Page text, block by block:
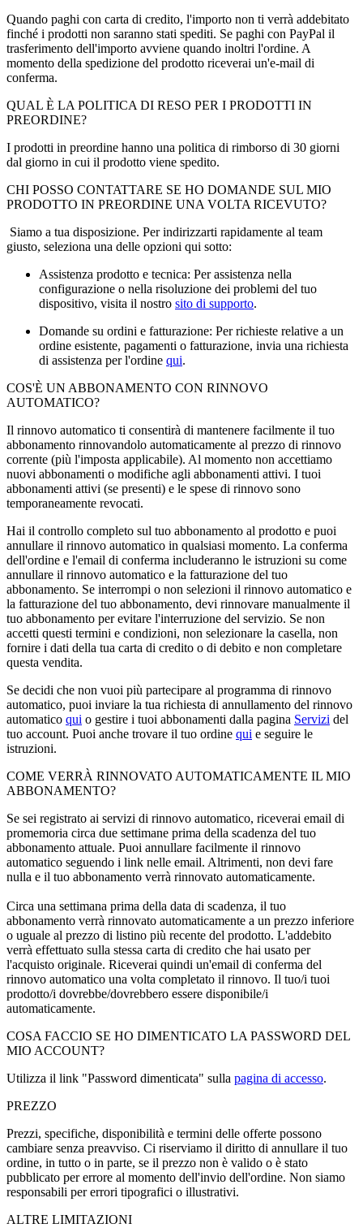
Quando paghi con carta di credito, l'importo non ti verrà addebitato
finché i prodotti non saranno stati spediti. Se paghi con PayPal il
trasferimento dell'importo avviene quando inoltri l'ordine. A
momento della spedizione del prodotto riceverai un'e-mail di
conferma.
QUAL È LA POLITICA DI RESO PER I PRODOTTI IN
PREORDINE?
I prodotti in preordine hanno una politica di rimborso di 30 giorni
dal giorno in cui il prodotto viene spedito.
CHI POSSO CONTATTARE SE HO DOMANDE SUL MIO
PRODOTTO IN PREORDINE UNA VOLTA RICEVUTO?
Siamo a tua disposizione. Per indirizzarti rapidamente al team
giusto, seleziona una delle opzioni qui sotto:
Assistenza prodotto e tecnica: Per assistenza nella
configurazione o nella risoluzione dei problemi del tuo
dispositivo, visita il nostro sito di supporto.
Domande su ordini e fatturazione: Per richieste relative a un
ordine esistente, pagamenti o fatturazione, invia una richiesta
di assistenza per l'ordine qui.
COS'È UN ABBONAMENTO CON RINNOVO
AUTOMATICO?
Il rinnovo automatico ti consentirà di mantenere facilmente il tuo
abbonamento rinnovandolo automaticamente al prezzo di rinnovo
corrente (più l'imposta applicabile). Al momento non accettiamo
nuovi abbonamenti o modifiche agli abbonamenti attivi. I tuoi
abbonamenti attivi (se presenti) e le spese di rinnovo sono
temporaneamente revocati.
Hai il controllo completo sul tuo abbonamento al prodotto e puoi
annullare il rinnovo automatico in qualsiasi momento. La conferma
dell'ordine e l'email di conferma includeranno le istruzioni su come
annullare il rinnovo automatico e la fatturazione del tuo
abbonamento. Se interrompi o non selezioni il rinnovo automatico e
la fatturazione del tuo abbonamento, devi rinnovare manualmente il
tuo abbonamento per evitare l'interruzione del servizio. Se non
accetti questi termini e condizioni, non selezionare la casella, non
fornire i dati della tua carta di credito o di debito e non completare
questa vendita.
Se decidi che non vuoi più partecipare al programma di rinnovo
automatico, puoi inviare la tua richiesta di annullamento del rinnovo
automatico qui o gestire i tuoi abbonamenti dalla pagina Servizi del
tuo account. Puoi anche trovare il tuo ordine qui e seguire le
istruzioni.
COME VERRÀ RINNOVATO AUTOMATICAMENTE IL MIO
ABBONAMENTO?
Se sei registrato ai servizi di rinnovo automatico, riceverai email di
promemoria circa due settimane prima della scadenza del tuo
abbonamento attuale. Puoi annullare facilmente il rinnovo
automatico seguendo i link nelle email. Altrimenti, non devi fare
nulla e il tuo abbonamento verrà rinnovato automaticamente.
Circa una settimana prima della data di scadenza, il tuo
abbonamento verrà rinnovato automaticamente a un prezzo inferiore
o uguale al prezzo di listino più recente del prodotto. L'addebito
verrà effettuato sulla stessa carta di credito che hai usato per
l'acquisto originale. Riceverai quindi un'email di conferma del
rinnovo automatico una volta completato il rinnovo. Il tuo/i tuoi
prodotto/i dovrebbe/dovrebbero essere disponibile/i
automaticamente.
COSA FACCIO SE HO DIMENTICATO LA PASSWORD DEL
MIO ACCOUNT?
Utilizza il link "Password dimenticata" sulla pagina di accesso.
PREZZO
Prezzi, specifiche, disponibilità e termini delle offerte possono
cambiare senza preavviso. Ci riserviamo il diritto di annullare il tuo
ordine, in tutto o in parte, se il prezzo non è valido o è stato
pubblicato per errore al momento dell'invio dell'ordine. Non siamo
responsabili per errori tipografici o illustrativi.
ALTRE LIMITAZIONI